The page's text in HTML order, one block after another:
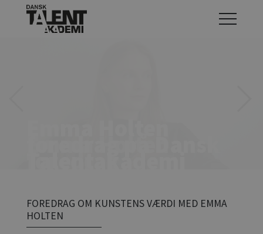
FOREDRAG OM KUNSTENS VÆRDI MED EMMA
HOLTEN